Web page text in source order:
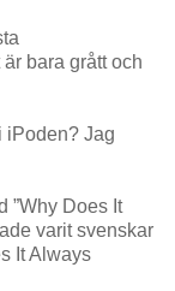
bara grått och
iPoden? Jag
”Why Does It
varit svenskar
It Always